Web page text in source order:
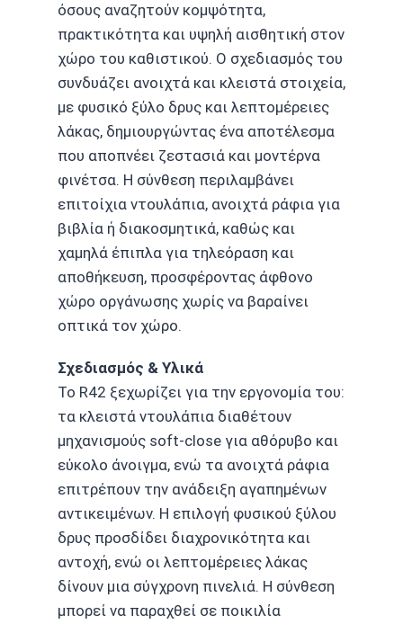
όσους αναζητούν κομψότητα,
πρακτικότητα και υψηλή αισθητική στον
χώρο του καθιστικού. Ο σχεδιασμός του
συνδυάζει ανοιχτά και κλειστά στοιχεία,
με φυσικό ξύλο δρυς και λεπτομέρειες
λάκας, δημιουργώντας ένα αποτέλεσμα
που αποπνέει ζεστασιά και μοντέρνα
φινέτσα. Η σύνθεση περιλαμβάνει
επιτοίχια ντουλάπια, ανοιχτά ράφια για
βιβλία ή διακοσμητικά, καθώς και
χαμηλά έπιπλα για τηλεόραση και
αποθήκευση, προσφέροντας άφθονο
χώρο οργάνωσης χωρίς να βαραίνει
οπτικά τον χώρο.
Σχεδιασμός & Υλικά
Το R42 ξεχωρίζει για την εργονομία του:
τα κλειστά ντουλάπια διαθέτουν
μηχανισμούς soft-close για αθόρυβο και
εύκολο άνοιγμα, ενώ τα ανοιχτά ράφια
επιτρέπουν την ανάδειξη αγαπημένων
αντικειμένων. Η επιλογή φυσικού ξύλου
δρυς προσδίδει διαχρονικότητα και
αντοχή, ενώ οι λεπτομέρειες λάκας
δίνουν μια σύγχρονη πινελιά. Η σύνθεση
μπορεί να παραχθεί σε ποικιλία